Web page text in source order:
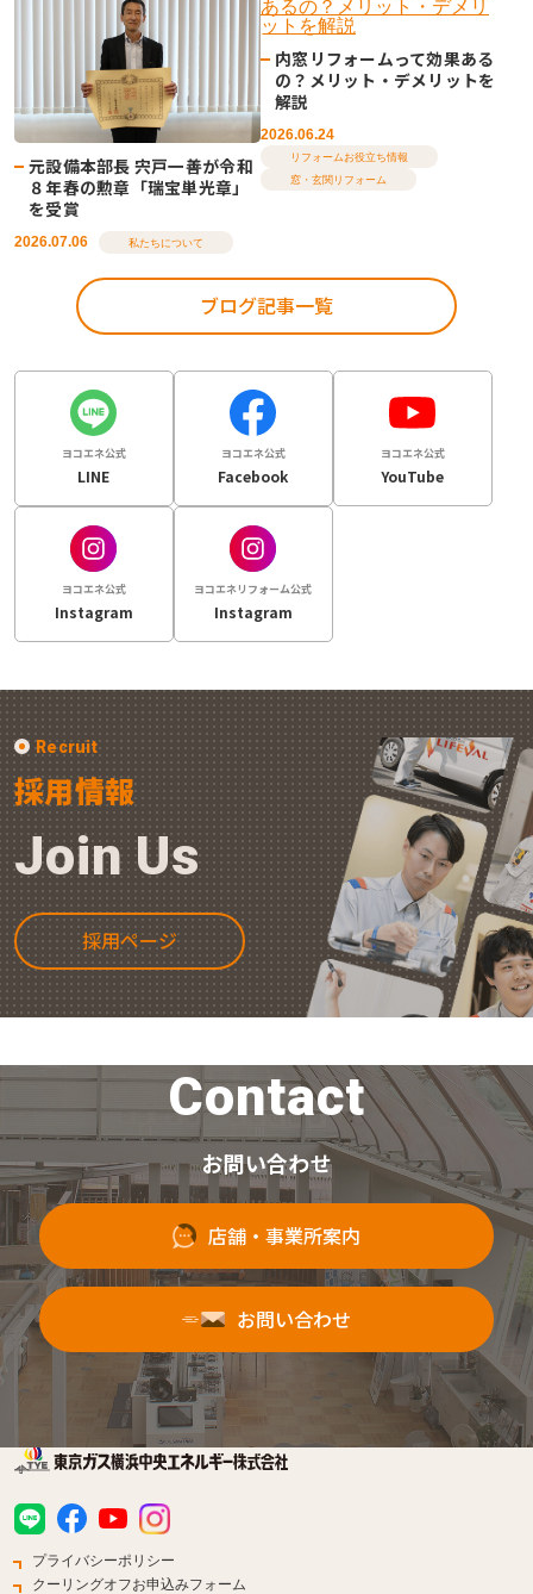
元設備本部長 宍戸一善が令和
８年春の勲章「瑞宝単光章」
を受賞
2026.07.06 私たちについて
内窓リフォームって効果ある
の？メリット・デメリットを
解説
2026.06.24
リフォームお役立ち情報
窓・玄関リフォーム
ブログ記事一覧
ヨコエネ公式
LINE
ヨコエネ公式
Facebook
ヨコエネ公式
YouTube
ヨコエネ公式
Instagram
ヨコエネリフォーム公式
Instagram
Recruit
採用情報
Join Us
採用ページ
Contact
お問い合わせ
店舗・事業所案内
お問い合わせ
プライバシーポリシー
クーリングオフお申込みフォーム